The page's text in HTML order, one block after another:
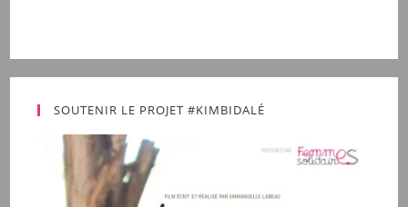
SOUTENIR LE PROJET #KIMBIDALÉ